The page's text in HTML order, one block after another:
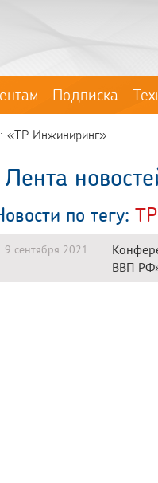
Подписка
«ТР Инжиниринг»
Лента
по тегу:
9 сентября 2021
ВВП